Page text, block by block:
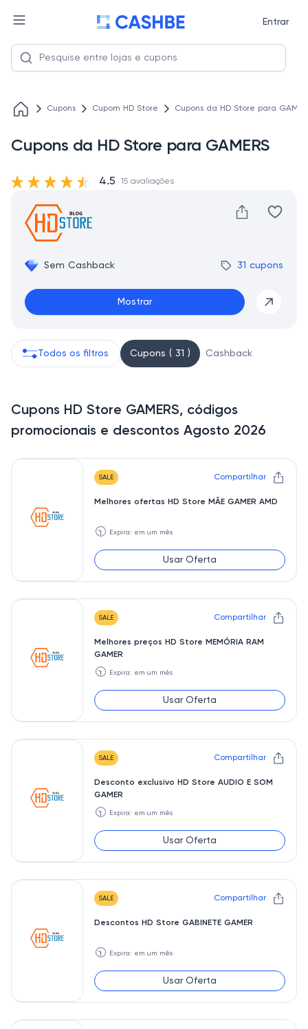
Entrar
Cupons Cupom HD Store Cupons da HD Store para
Cupons da HD Store para GAMERS
Sem Cashback 31 cupons
Mostrar
4.5 15 avaliações
Todos os filtros Cupons ( 31 ) Cashback
Cupons HD Store GAMERS, códigos
promocionais e descontos Agosto 2026
SALE Compartilhar
Melhores ofertas HD Store MÃE GAMER AMD
🕥 Expira: em um mês
Usar Oferta
SALE Compartilhar
Melhores preços HD Store MEMÓRIA RAM
GAMER
🕥 Expira: em um mês
Usar Oferta
SALE Compartilhar
Desconto exclusivo HD Store AUDIO E SOM
GAMER
🕥 Expira: em um mês
Usar Oferta
SALE Compartilhar
Descontos HD Store GABINETE GAMER
🕥 Expira: em um mês
Usar Oferta